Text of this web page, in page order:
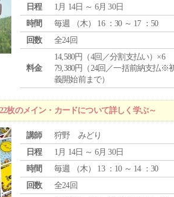
日程
1月 14日 ～ 6月 30日
時間
毎週 （木） 16 ：30 ～ 17 ：50
回数
全24回
料金
14,580円（4回／分割支払い）×6
79,380円（24回／一括前納支払※
義開始前まで）
枚のメイン・カードについて詳しく学ぶ～
講師
狩野 みどり
日程
1月 14日 ～ 6月 30日
時間
毎週 （木） 13 ：10 ～ 14 ：30
回数
全24回